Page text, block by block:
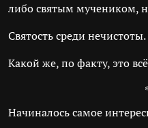
либо святым мучеником,
Святость среди нечистоты.
Какой же, по факту, это
Начиналось самое